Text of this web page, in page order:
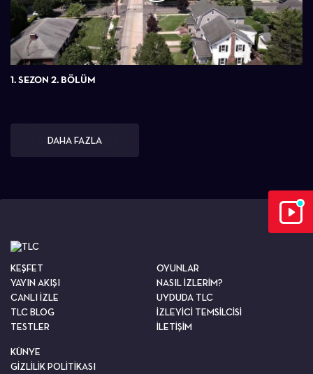
1. SEZON 2. BÖLÜM
DAHA FAZLA
KEŞFET
YAYIN AKIŞI
CANLI İZLE
TLC BLOG
TESTLER
OYUNLAR
NASIL İZLERİM?
UYDUDA TLC
İZLEYİCİ TEMSİLCİSİ
İLETİŞİM
KÜNYE
GİZLİLİK POLİTİKASI